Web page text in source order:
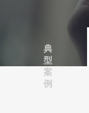
典
型
案
例